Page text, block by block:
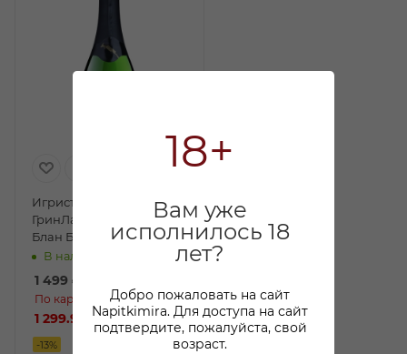
18+
Вам уже
исполнилось 18
лет?
Добро пожаловать на сайт
Napitkimira. Для доступа на сайт
подтвердите, пожалуйста, свой
возраст.
Игристое вино
ГринЛайф Совиньон
Блан Баблс белое экстра
брют 0,75л
В наличии:
1 499 ₽
По карте:
1 299.99 ₽/шт
-13%